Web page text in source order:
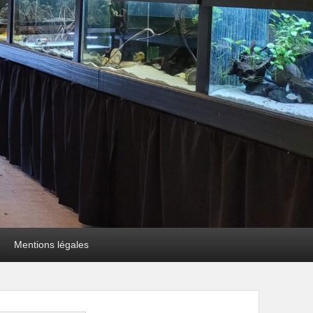
Mentions légales